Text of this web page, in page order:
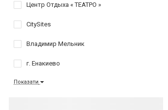
Центр Отдыха « ТЕАТРО »
CitySites
Владимир Мельник
г. Енакиево
Показати